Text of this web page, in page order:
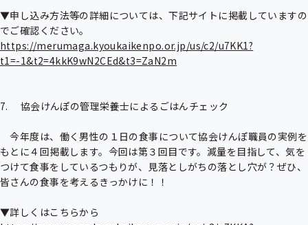
▼申し込み方法等の詳細については、下記サイトに掲載していますの
https://merumaga.kyoukaikenpo.or.jp/us/c2/u7KK1?
t1=-1&t2=4kkK9wN2CEd&t3=ZaN2m
7.　 協会けんぽの管理栄養士によるごはんチェック
今年度は、働く男性の１日の食事について協会けんぽ職員の実例を
もとに４回掲載します。今回は第３回目です。減量を目指して、気を
つけて食事をしているつもりが、見落としがちの落とし穴が？ぜひ、
皆さんの食事を考えるきっかけに！！